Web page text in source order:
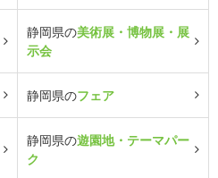
静岡県の美術展・博物展・展
示会
静岡県のフェア
静岡県の遊園地・テーマパー
ク